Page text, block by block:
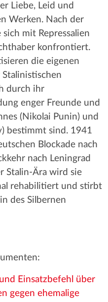
Liebe, Leid und
Werken. Nach der
mit Repressalien
konfrontiert.
die eigenen
durch ihr
enger Freunde und
(Nikolai Punin) und
bestimmt sind. 1941
Blockade nach
nach Leningrad
Stalin-Ära wird sie
rehabilitiert und stirbt
des Silbernen
Einsatzbefehl über
gegen ehemalige